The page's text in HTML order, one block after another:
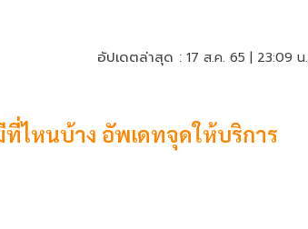
อัปเดตล่าสุด : 17 ส.ค. 65 | 23:09 น.
ไหนบ้าง อัพเดทจุดให้บริการ